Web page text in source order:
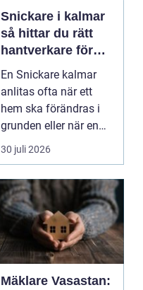
Snickare i kalmar
så hittar du rätt
hantverkare för
ditt byggprojekt
En Snickare kalmar
anlitas ofta när ett
hem ska förändras i
grunden eller när en
detalj äntligen sk...
30 juli 2026
Mäklare Vasastan: